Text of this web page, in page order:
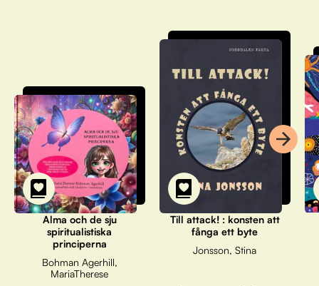
Alma och de sju
spiritualistiska
principerna
Bohman Agerhill,
MariaTherese
Till attack! : konsten att
fånga ett byte
Jonsson, Stina